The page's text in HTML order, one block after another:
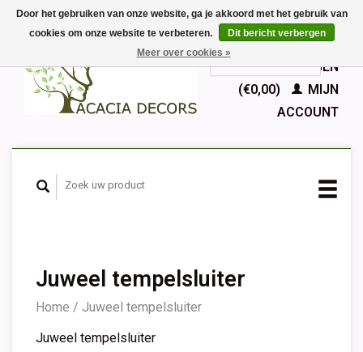
EUR
GBPNederlands
Deutsch
English
Français
WINKELWAGEN
(€0,00)
MIJN
ACCOUNT
Juweel tempelsluiter
Home / Juweel tempelsluiter
Juweel tempelsluiter
Door het gebruiken van onze website, ga je akkoord met het gebruik van
cookies om onze website te verbeteren.
Dit bericht verbergen
Meer over cookies »